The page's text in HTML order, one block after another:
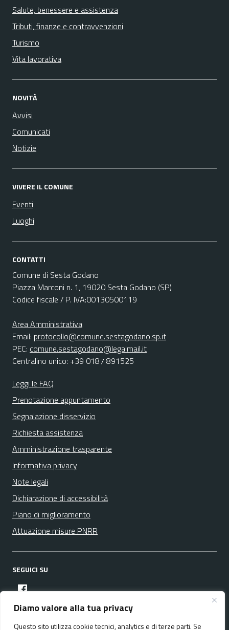
Diamo valore alla tua privacy
Questo sito utilizza cookie tecnici, analytics e di terze parti. Se
Salute, benessere e assistenza
Tributi, finanze e contravvenzioni
Turismo
Vita lavorativa
NOVITÀ
Avvisi
Comunicati
Notizie
VIVERE IL COMUNE
Eventi
Luoghi
CONTATTI
Comune di Sesta Godano
Piazza Marconi n. 1, 19020 Sesta Godano (SP)
Codice fiscale / P. IVA:00130500119
Area Amministrativa
Email: protocollo@comune.sestagodano.sp.it
PEC: comune.sestagodano@legalmail.it
Centralino unico: +39 0187 891525
Leggi le FAQ
Prenotazione appuntamento
Segnalazione disservizio
Richiesta assistenza
Amministrazione trasparente
Informativa privacy
Note legali
Dichiarazione di accessibilità
Piano di miglioramento
Attuazione misure PNRR
SEGUICI SU
facebook